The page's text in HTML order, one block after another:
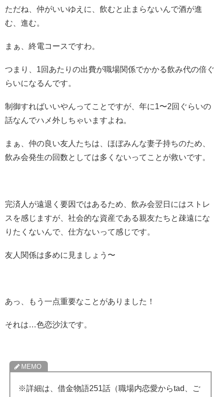
ただね、仲がいいゆえに、飲むと止まらないんで酒が進
む、進む。
まぁ、終電コースですわ。
つまり、1回あたりの出費が職場関係でかかる飲み代の倍ぐ
らいになるんです。
制御すればいいやんってことですが、年に1〜2回ぐらいの
話なんでハメ外しちゃいますよね。
まぁ、仲の良い友人たちは、ほぼみんな妻子持ちのため、
飲み会発生の回数としては多くないってことが救いです。
完済人が遠退く要因ではあるため、飲み会翌日にはストレ
スを感じますが、社会的な資産である親友たちと疎遠にな
りたくないんで、仕方ないって感じです。
友人関係は多めに見ましょう〜
あっ、もう一点重要なことがありました！
それは…色恋沙汰です。
※詳細は、借金物語251話（職場内恋愛からtad、ご